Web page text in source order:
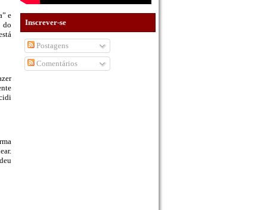
e
do
Inscrever-se
Postagens
Comentários